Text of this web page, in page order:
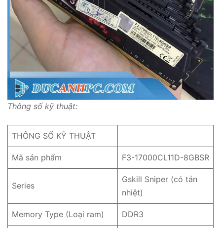
Thông số kỹ thuật:
THÔNG SỐ KỸ THUẬT
Mã sản phẩm F3-17000CL11D-8GBSR
Series
Gskill Sniper (có tản
nhiệt)
Memory Type (Loại ram) DDR3